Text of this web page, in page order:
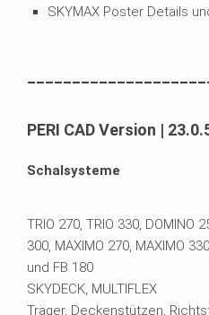
SKYMAX Poster Details
PERI CAD Version |
Schalsysteme
TRIO 270, TRIO 330, DOMINO
300, MAXIMO 270, MAXIMO
und FB 180
SKYDECK, MULTIFLEX
Träger, Deckenstützen,